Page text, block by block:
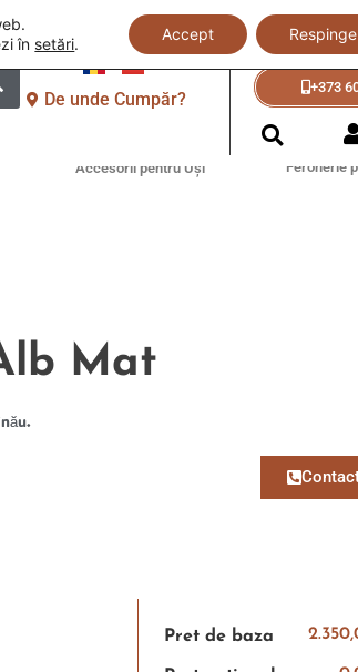
De unde Cumpăr?
+373
+373
Accesorii pentru Uși Feronerie
Mat
Pret de baza
în setări.
Accept Respinge